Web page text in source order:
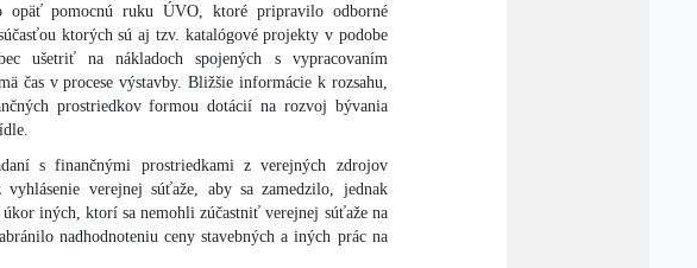
opäť pomocnú ruku ÚVO, ktoré pripravilo odborné
ktorých sú aj tzv. katalógové projekty v podobe
ušetriť na nákladoch spojených s vypracovaním
čas v procese výstavby. Bližšie informácie k rozsahu,
prostriedkov formou dotácií na rozvoj bývania
s finančnými prostriedkami z verejných zdrojov
verejnej súťaže, aby sa zamedzilo, jednak
iných, ktorí sa nemohli zúčastniť verejnej súťaže na
nadhodnoteniu ceny stavebných a iných prác na